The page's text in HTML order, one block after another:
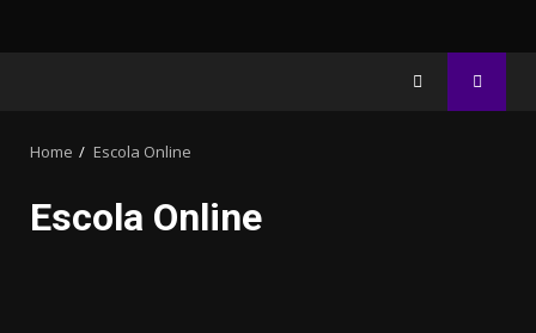
Home Escola Online
Escola Online